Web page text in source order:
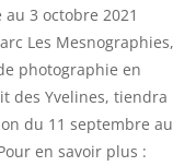
3 octobre 2021
Les Mesnographies,
photographie en
des Yvelines, tiendra
du 11 septembre au
en savoir plus :